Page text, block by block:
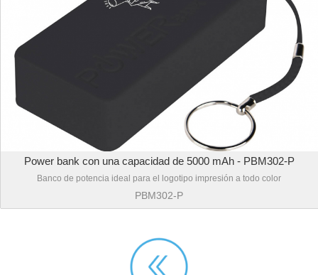
Power bank con una capacidad de 5000 mAh - PBM302-P
Banco de potencia ideal para el logotipo impresión a todo color
PBM302-P